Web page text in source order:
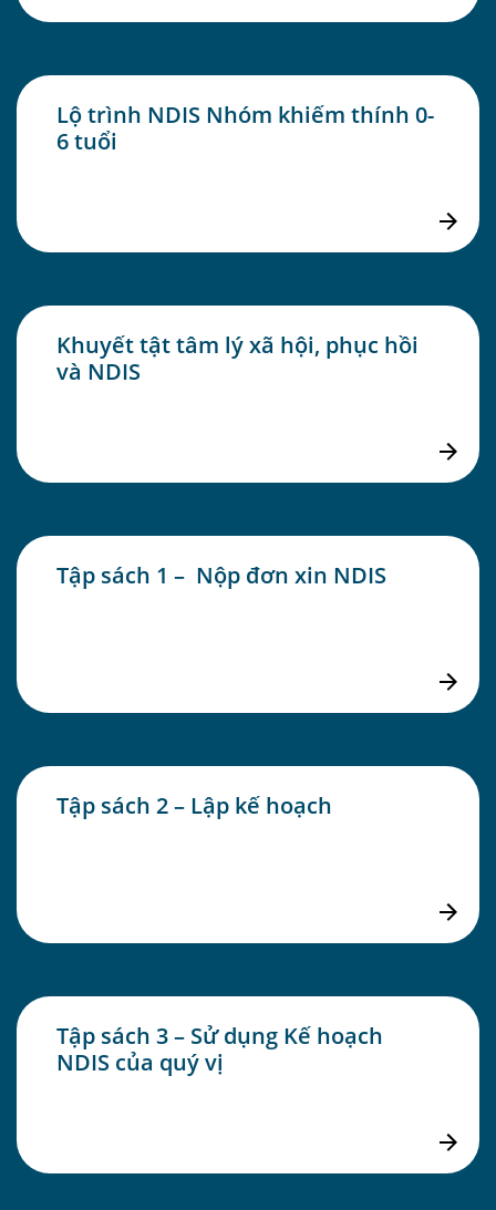
Lộ trình NDIS Nhóm khiếm thính 0-
6 tuổi
Khuyết tật tâm lý xã hội, phục hồi
và NDIS
Tập sách 1 – Nộp đơn xin NDIS
Tập sách 2 – Lập kế hoạch
Tập sách 3 – Sử dụng Kế hoạch
NDIS của quý vị